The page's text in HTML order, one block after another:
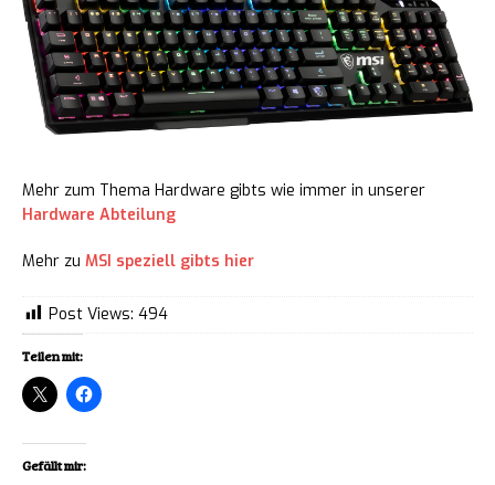
Mehr zum Thema Hardware gibts wie immer in unserer
Hardware Abteilung
Mehr zu MSI speziell gibts hier
Post Views: 494
Teilen mit:
Gefällt mir: